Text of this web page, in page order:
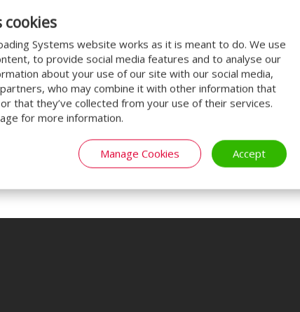
cookies
Systems website works as it is meant to do. We use
to provide social media features and to analyse our
about your use of our site with our social media,
who may combine it with other information that
that they’ve collected from your use of their services.
for more information.
Manage Cookies Accept
устройством управления и
к контроллеру, его можно